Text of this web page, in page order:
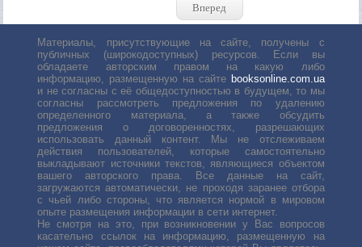
Вперед
Материалы, присутствующие на сайте, получены с
публичных (широкодоступных) ресурсов. Если вы
обладаете авторским правом на какую либо
информацию, размещенную на сайте booksonline.com.ua
и не согласны с её общедоступностью в будущем, то мы
согласны рассмотреть предложения по удалению
определенного материала, а также обсудить
предложения о договоренностях, разрешающих
использовать данный контент. Мы не отслеживаем
действия пользователей, которые самостоятельно
выкладывают источники текстов, являющиеся объектом
вашего авторского права. Все данные на сайт,
загружаются автоматически, не проходя заранее отбора
с чьей либо стороны, что является нормой в мировом
опыте размещения информации в сети интернет.
Не смотря на это, при возникновении у Вас вопросов
касательно ссылок на информацию, размещенную на